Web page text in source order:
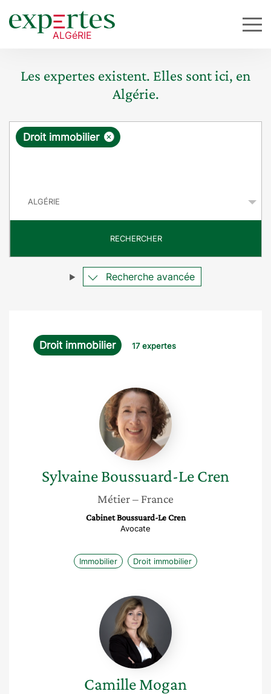
Les expertes existent. Elles sont ici, en
Algérie.
R
ê
e
×
Droit immobilier
RECHERCHER
Recherche avancée
Droit immobilier 17 expertes
Sylvaine
Boussuard-
Le
Cren
SylvaineBoussuard-Le Cren
Métier– France
Cabinet Boussuard-Le Cren
Avocate
Immobilier Droit immobilier
Camille
Mogan
CamilleMogan